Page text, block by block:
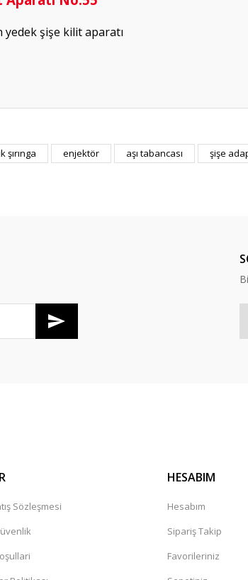
şişe kilit aparatı
Bu ürüne ilk yorumu siz yapın!
şırınga enjektör aşı tabancası şişe
Sözleşmesi
HESABIM
Hesabım
Sipariş Takip
Favorileriniz